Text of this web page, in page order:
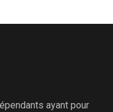
ayant pour